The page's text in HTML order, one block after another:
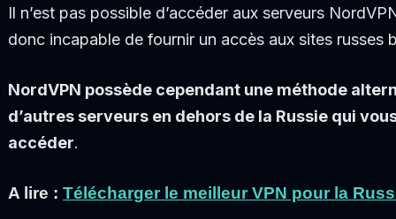
Il n’est pas possible d’accéder aux serveurs
donc incapable de fournir un accès aux sites russes
NordVPN possède cependant une méthode
d’autres serveurs en dehors de la Russie qui
accéder.
A lire : Télécharger le meilleur VPN pour la